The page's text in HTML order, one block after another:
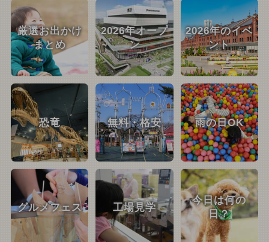
厳選お出かけ
まとめ
2026年オープ
ン
2026年のイベ
ント
恐竜 無料・格安 雨の日OK
グルメフェス 工場見学
今日は何の
日？